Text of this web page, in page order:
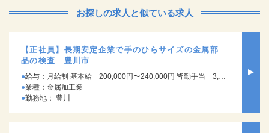
お探しの求人と似ている求人
【正社員】長期安定企業で手のひらサイズの金属部
品の検査 豊川市
給与：月給制 基本給 200,000円〜240,000円 皆勤手当 3,000円/月 通勤手当規定支給 ※試用期間3ヶ月 試用期間中の労働条件：時給1250円～ 試用期間3ヶ月ののち、さらに3ヶ月の有期契約を経てから正式契約となります
業種：金属加工業
勤務地： 豊川